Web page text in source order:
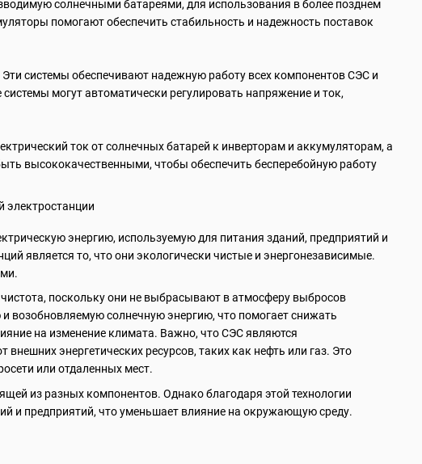
солнечными батареями, для использования в более позднем
помогают обеспечить стабильность и надежность поставок
системы обеспечивают надежную работу всех компонентов СЭС и
могут автоматически регулировать напряжение и ток,
ток от солнечных батарей к инверторам и аккумуляторам, а
высококачественными, чтобы обеспечить бесперебойную работу
энергию, используемую для питания зданий, предприятий и
является то, что они экологически чистые и энергонезависимые.
поскольку они не выбрасывают в атмосферу выбросов
возобновляемую солнечную энергию, что помогает снижать
на изменение климата. Важно, что СЭС являются
энергетических ресурсов, таких как нефть или газ. Это
или отдаленных мест.
из разных компонентов. Однако благодаря этой технологии
и предприятий, что уменьшает влияние на окружающую среду.